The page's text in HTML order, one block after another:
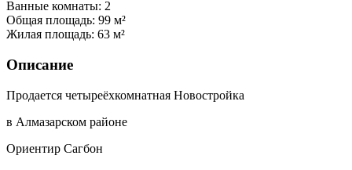
Ванные комнаты: 2
Общая площадь: 99 м²
Жилая площадь: 63 м²
Описание
Продается четыреёхкомнатная Новостройка
в Алмазарском районе
Ориентир Сагбон